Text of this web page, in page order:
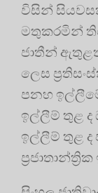
විසින්
මතුකරමින්
ජාතීන් ඇතුළත්
ලෙස
පනහ
ඉල්ලීම් තුළ ද
ඉල්ලීම් තුළ ද